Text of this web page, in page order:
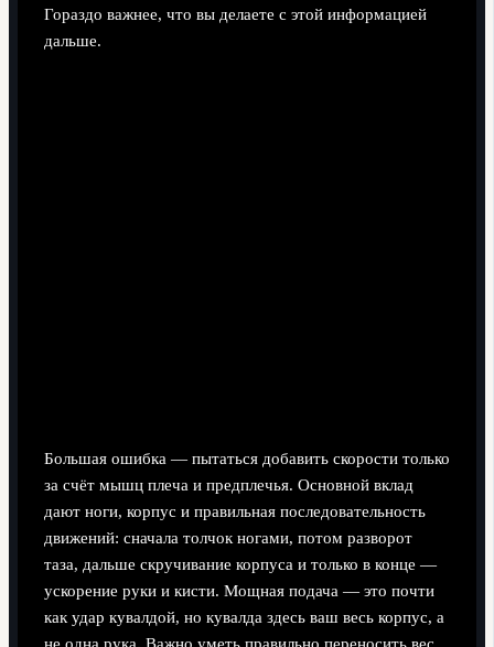
Гораздо важнее, что вы делаете с этой информацией
дальше.
Большая ошибка — пытаться добавить скорости только
за счёт мышц плеча и предплечья. Основной вклад
дают ноги, корпус и правильная последовательность
движений: сначала толчок ногами, потом разворот
таза, дальше скручивание корпуса и только в конце —
ускорение руки и кисти. Мощная подача — это почти
как удар кувалдой, но кувалда здесь ваш весь корпус, а
не одна рука. Важно уметь правильно переносить вес